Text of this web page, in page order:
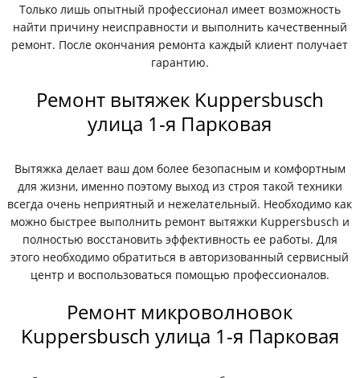
Только лишь опытный профессионал имеет возможность
найти причину неисправности и выполнить качественный
ремонт. После окончания ремонта каждый клиент получает
гарантию.
Ремонт вытяжек Kuppersbusch
улица 1-я Парковая
Вытяжка делает ваш дом более безопасным и комфортным
для жизни, именно поэтому выход из строя такой техники
всегда очень неприятный и нежелательный. Необходимо как
можно быстрее выполнить ремонт вытяжки Kuppersbusch и
полностью восстановить эффективность ее работы. Для
этого необходимо обратиться в авторизованный сервисный
центр и воспользоваться помощью профессионалов.
Ремонт микроволновок
Kuppersbusch улица 1-я Парковая